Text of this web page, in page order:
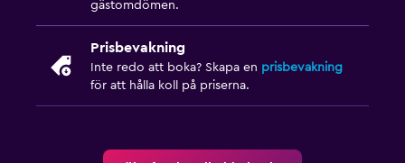
gästomdömen.
Prisbevakning
Inte redo att boka? Skapa en prisbevakning
för att hålla koll på priserna.